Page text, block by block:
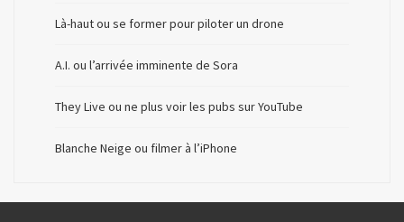
Là-haut ou se former pour piloter un drone
A.I. ou l’arrivée imminente de Sora
They Live ou ne plus voir les pubs sur YouTube
Blanche Neige ou filmer à l’iPhone